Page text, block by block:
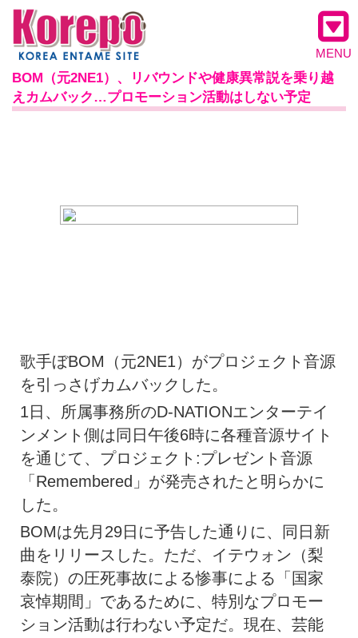
MENU
BOM（元2NE1）、リバウンドや健康異常説を乗り越
えカムバック…プロモーション活動はしない予定
歌手ぼBOM（元2NE1）がプロジェクト音源
を引っさげカムバックした。
1日、所属事務所のD-NATIONエンターテイ
ンメント側は同日午後6時に各種音源サイト
を通じて、プロジェクト:プレゼント音源
「Remembered」が発売されたと明らかに
した。
BOMは先月29日に予告した通りに、同日新
曲をリリースした。ただ、イテウォン（梨
泰院）の圧死事故による惨事による「国家
哀悼期間」であるために、特別なプロモー
ション活動は行わない予定だ。現在、芸能